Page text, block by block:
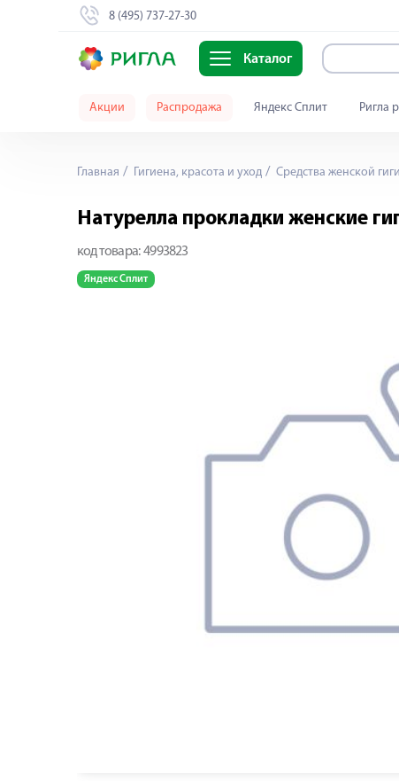
8 (495) 737-27-30
Каталог
Акции Распродажа Яндекс Сплит Ригла
Главная Гигиена, красота и уход Средства женской
Натурелла прокладки женские
код товара: 4993823
Яндекс Сплит